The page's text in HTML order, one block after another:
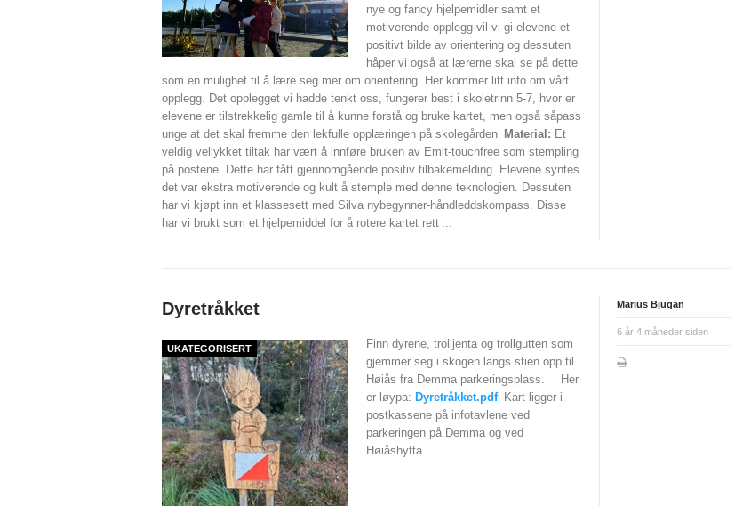
nye og fancy hjelpemidler samt et
motiverende opplegg vil vi gi elevene et
positivt bilde av orientering og dessuten
håper vi også at lærerne skal se på dette
som en mulighet til å lære seg mer om orientering. Her kommer litt info om vårt
opplegg. Det opplegget vi hadde tenkt oss, fungerer best i skoletrinn 5-7, hvor er
elevene er tilstrekkelig gamle til å kunne forstå og bruke kartet, men også såpass
unge at det skal fremme den lekfulle opplæringen på skolegården Material: Et
veldig vellykket tiltak har vært å innføre bruken av Emit-touchfree som stempling
på postene. Dette har fått gjennomgående positiv tilbakemelding. Elevene syntes
det var ekstra motiverende og kult å stemple med denne teknologien. Dessuten
har vi kjøpt inn et klassesett med Silva nybegynner-håndleddskompass. Disse
har vi brukt som et hjelpemiddel for å rotere kartet rett ...
Dyretråkket
UKATEGORISERT
Finn dyrene, trolljenta og trollgutten som
gjemmer seg i skogen langs stien opp til
Høiås fra Demma parkeringsplass.
Her
er løypa: Dyretråkket.pdf Kart ligger i
postkassene på infotavlene ved
parkeringen på Demma og ved
Høiåshytta.
Marius Bjugan
6 år 4 måneder siden